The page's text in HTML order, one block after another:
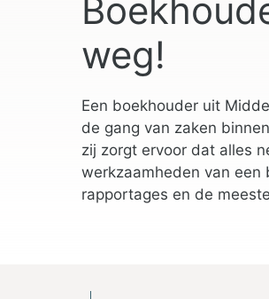
weg!
Een boekhouder uit
de gang van zaken
zij zorgt ervoor dat alles
werkzaamheden van een
rapportages en de